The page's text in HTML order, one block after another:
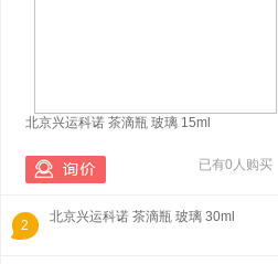
北京兴运科诺 茶滴瓶 玻璃 15ml
已有0人购买
2
北京兴运科诺 茶滴瓶 玻璃 30ml